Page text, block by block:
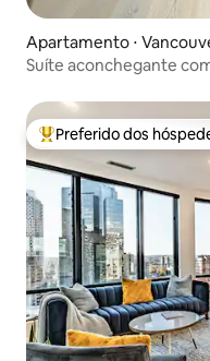
Apartamento ⋅
Suíte aconchegante
Entre os melhores
Preferido dos